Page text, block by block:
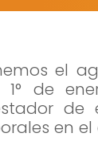
el
1° de
de
en